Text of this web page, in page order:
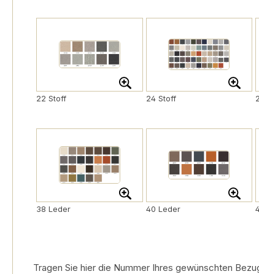
22 Stoff 24 Stoff
38 Leder 40 Leder
Tragen Sie hier die Nummer Ihres gewünschten